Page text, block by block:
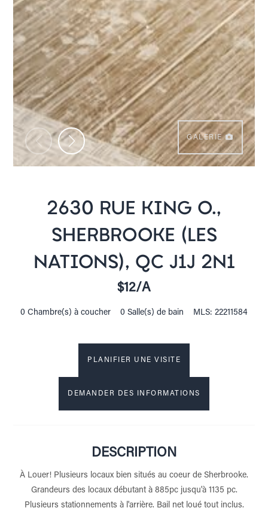
GALERIE
2630 RUE KING O.,
SHERBROOKE (LES
NATIONS), QC J1J 2N1
$12/A
0 Chambre(s) à coucher 0 Salle(s) de bain MLS: 22211584
PLANIFIER UNE VISITE
DEMANDER DES INFORMATIONS
DESCRIPTION
À Louer! Plusieurs locaux bien situés au coeur de Sherbrooke.
Grandeurs des locaux débutant à 885pc jusqu'à 1135 pc.
Plusieurs stationnements à l'arrière. Bail net loué tout inclus.